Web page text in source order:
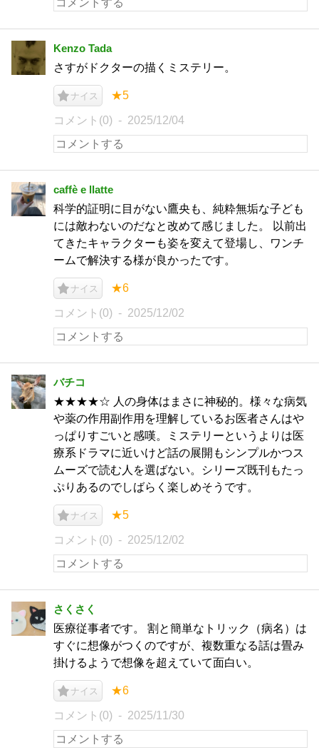
Kenzo Tada
さすがドクターの描くミステリー。
ナイス ★5
コメント(0) 2025/12/04
caffè e llatte
科学的証明に目がない鷹央も、純粋無垢な子ども
には敵わないのだなと改めて感じました。 以前出
てきたキャラクターも姿を変えて登場し、ワンチ
ームで解決する様が良かったです。
ナイス ★6
コメント(0) 2025/12/02
バチコ
★★★★☆ 人の身体はまさに神秘的。様々な病気
や薬の作用副作用を理解しているお医者さんはや
っぱりすごいと感嘆。ミステリーというよりは医
療系ドラマに近いけど話の展開もシンプルかつス
ムーズで読む人を選ばない。シリーズ既刊もたっ
ぷりあるのでしばらく楽しめそうです。
ナイス ★5
コメント(0) 2025/12/02
さくさく
医療従事者です。 割と簡単なトリック（病名）は
すぐに想像がつくのですが、複数重なる話は畳み
掛けるようで想像を超えていて面白い。
ナイス ★6
コメント(0) 2025/11/30